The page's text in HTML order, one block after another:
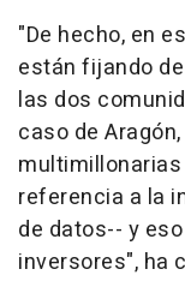
"De hecho, en
están fijando
las dos
caso de
referencia a la
de datos-- y
inversores", ha